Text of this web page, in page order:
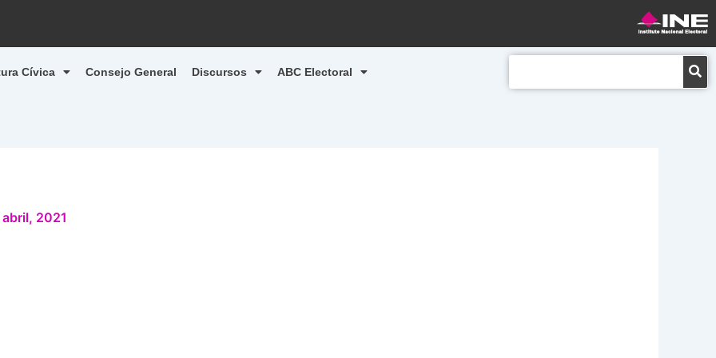
Cívica Consejo General Discursos ABC Electoral
abril, 2021